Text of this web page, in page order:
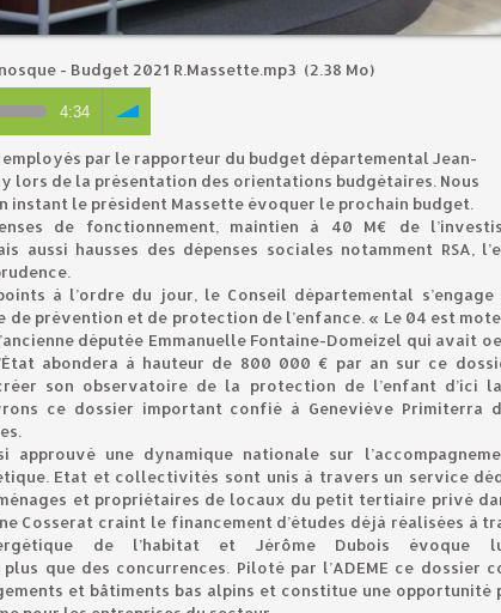
- Budget 2021 R.Massette.mp3 (2.38 Mo)
4:34
employés par le rapporteur du budget départemental Jean-
lors de la présentation des orientations budgétaires. Nous
instant le président Massette évoquer le prochain budget.
de fonctionnement, maintien à 40 M€ de
aussi hausses des dépenses sociales notamment RSA,
à l’ordre du jour, le Conseil départemental s’engage
prévention et de protection de l’enfance. « Le 04 est
députée Emmanuelle Fontaine-Domeizel qui avait
abondera à hauteur de 800 000 € par an sur ce
son observatoire de la protection de l’enfant d’ici
ce dossier important confié à Geneviève Primiterra
approuvé une dynamique nationale sur
Etat et collectivités sont unis à travers un service
et propriétaires de locaux du petit tertiaire privé
Cosserat craint le financement d’études déjà réalisées à
de l’habitat et Jérôme Dubois évoque
que des concurrences. Piloté par l’ADEME ce dossier
et bâtiments bas alpins et constitue une opportunité